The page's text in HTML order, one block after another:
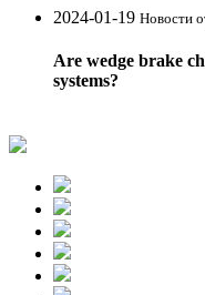
2024-01-19 Новости
Are wedge brake
systems?